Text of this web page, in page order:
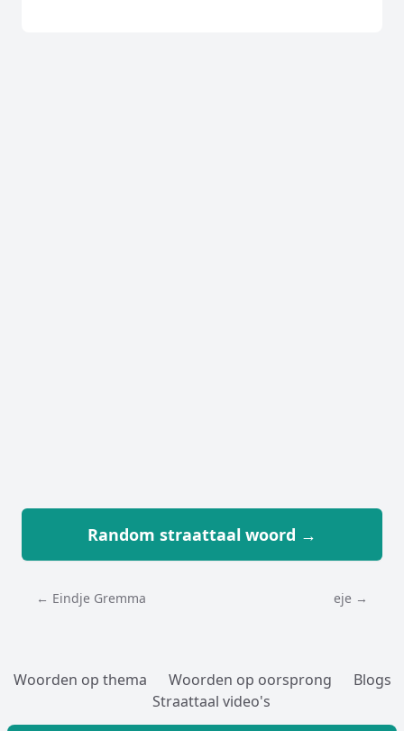
Random straattaal woord →
← Eindje Gremma eje →
Woorden op thema Woorden op oorsprong
Blogs
Straattaal video's